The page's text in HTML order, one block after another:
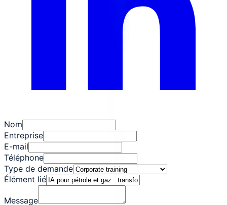
Nom
Entreprise
E-mail
Téléphone
Type de demande
Élément lié
Message